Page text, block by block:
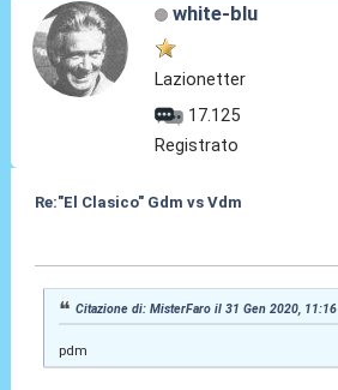
white-blu
Lazionetter
17.125
Registrato
Re:"El Clasico" Gdm vs Vdm
Citazione di: MisterFaro il 31 Gen 2020, 11:16
pdm